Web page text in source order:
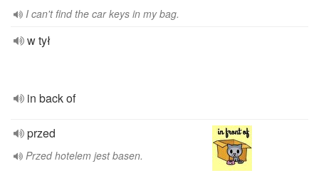
I can't find the car keys in my bag.
w tył
in back of
przed
Przed hotelem jest basen.